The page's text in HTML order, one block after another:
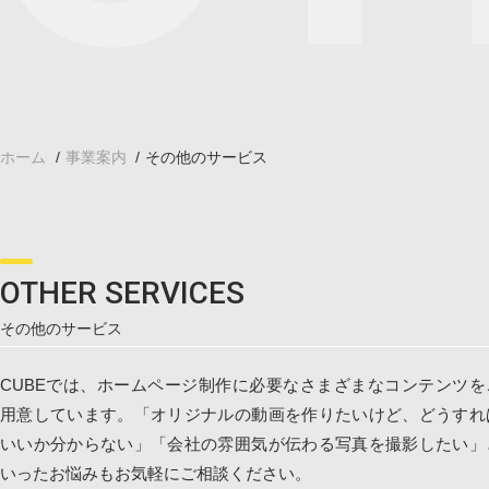
LINEでお問い合わせ
ホーム 事業案内 その他のサービス
OTHER SERVICES
その他のサービス
CUBEでは、ホームページ制作に必要なさまざまなコンテンツを
用意しています。「オリジナルの動画を作りたいけど、どうすれ
いいか分からない」「会社の雰囲気が伝わる写真を撮影したい」
いったお悩みもお気軽にご相談ください。